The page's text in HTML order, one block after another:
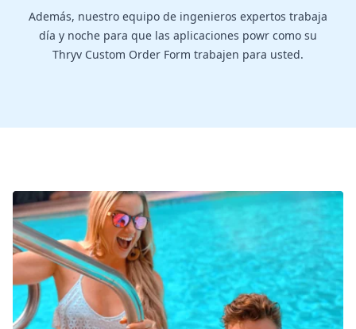
Además, nuestro equipo de ingenieros expertos trabaja
día y noche para que las aplicaciones powr como su
Thryv Custom Order Form trabajen para usted.